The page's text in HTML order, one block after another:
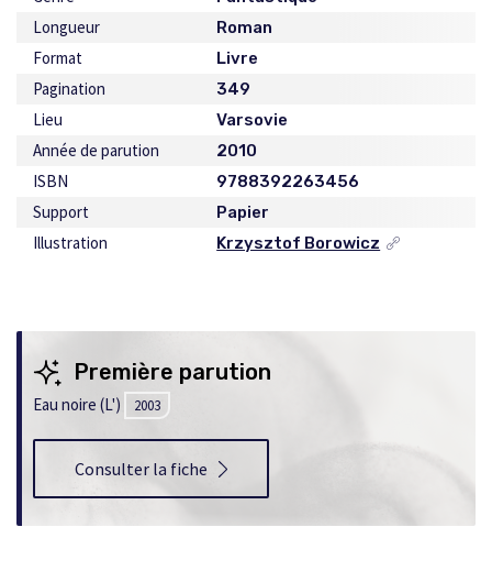
Longueur Roman
Format Livre
Pagination 349
Lieu Varsovie
Année de parution 2010
ISBN 9788392263456
Support Papier
Illustration Krzysztof Borowicz
Ce
une
fenêtre
Première parution
Eau noire (L') 2003
Consulter la fiche